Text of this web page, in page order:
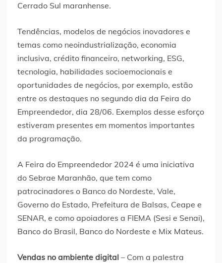
Cerrado Sul maranhense.
Tendências, modelos de negócios inovadores e
temas como neoindustrialização, economia
inclusiva, crédito financeiro, networking, ESG,
tecnologia, habilidades socioemocionais e
oportunidades de negócios, por exemplo, estão
entre os destaques no segundo dia da Feira do
Empreendedor, dia 28/06. Exemplos desse esforço
estiveram presentes em momentos importantes
da programação.
A Feira do Empreendedor 2024 é uma iniciativa
do Sebrae Maranhão, que tem como
patrocinadores o Banco do Nordeste, Vale,
Governo do Estado, Prefeitura de Balsas, Ceape e
SENAR, e como apoiadores a FIEMA (Sesi e Senai),
Banco do Brasil, Banco do Nordeste e Mix Mateus.
Vendas no ambiente digital – Com a palestra